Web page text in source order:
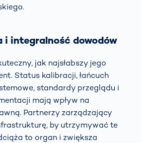
i integralność dowodów
jak najsłabszy jego
Status kalibracji, łańcuch
standardy przeglądu i
mają wpływ na
Partnerzy zarządzający
by utrzymywać te
to organ i zwiększa